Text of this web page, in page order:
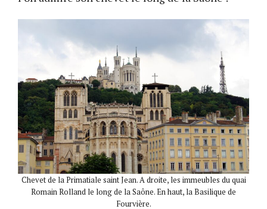
Chevet de la Primatiale saint Jean. A droite, les immeubles du quai
Romain Rolland le long de la Saône. En haut, la Basilique de
Fourvière.